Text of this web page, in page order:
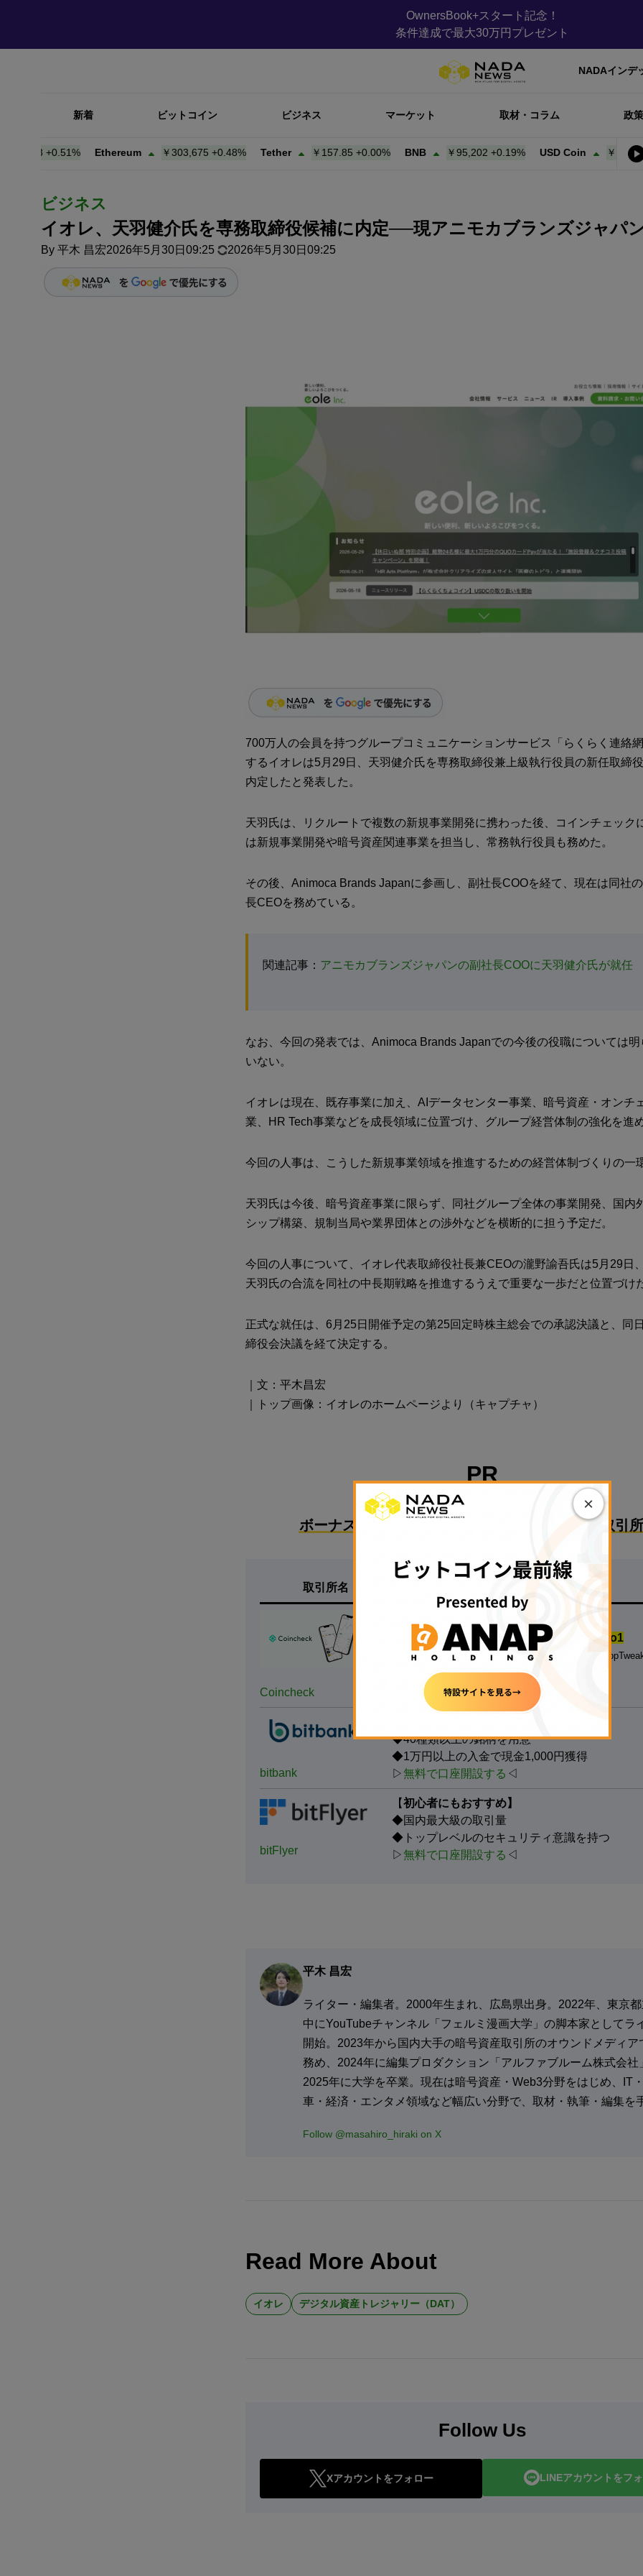
OwnersBook+スタート記念！
条件達成で最大30万円プレゼント
NADAインデ
新着 ビットコイン ビジネス マーケット 取材・コラム 政
0.51% Ethereum ￥303,675+ 0.48% Tether ￥157.85+0.00% BNB ￥95,202+ 0.19% USD Coin ￥157.95 +
ビジネス
イオレ、天羽健介氏を専務取締役候補に内定──現アニモカブランズジャパ
By 平木 昌宏2026年5月30日09:25 2026年5月30日09:25
700万人の会員を持つグループコミュニケーションサービス「らくらく連絡
するイオレは5月29日、天羽健介氏を専務取締役兼上級執行役員の新任取締
内定したと発表した。
天羽氏は、リクルートで複数の新規事業開発に携わった後、コインチェック
は新規事業開発や暗号資産関連事業を担当し、常務執行役員も務めた。
その後、Animoca Brands Japanに参画し、副社長COOを経て、現在は同社
長CEOを務めている。
関連記事： アニモカブランズジャパンの副社長COOに天羽健介氏が就任
なお、今回の発表では、Animoca Brands Japanでの今後の役職については
いない。
イオレは現在、既存事業に加え、AIデータセンター事業、暗号資産・オンチ
業、HR Tech事業などを成長領域に位置づけ、グループ経営体制の強化を進
今回の人事は、こうした新規事業領域を推進するための経営体制づくりの一
天羽氏は今後、暗号資産事業に限らず、同社グループ全体の事業開発、国内
シップ構築、規制当局や業界団体との渉外などを横断的に担う予定だ。
今回の人事について、イオレ代表取締役社長兼CEOの瀧野諭吾氏は5月29日
天羽氏の合流を同社の中長期戦略を推進するうえで重要な一歩だと位置づけ
正式な就任は、6月25日開催予定の第25回定時株主総会での承認決議と、同
締役会決議を経て決定する。
｜文：平木昌宏
｜トップ画像：イオレのホームページより（キャプチャ）
PR
ボーナスで始めるのにおすすめな国内暗号資産取引
取引所名 特徴
Coincheck
国内の暗号資産アプリダウンロード数.No1
※対象：国内の暗号資産取引アプリ、データ協力：
銘柄数も最大級、手数料も安い
無料で口座開設する◁
bitbank
◆40種類以上の銘柄を用意
◆1万円以上の入金で現金1,000円獲得
▷無料で口座開設する ◁
bitFlyer
【初心者にもおすすめ】
◆国内最大級の取引量
◆トップレベルのセキュリティ意識を持つ
▷無料で口座開設する ◁
平木 昌宏
ライター・編集者。2000年生まれ、広島県出身。2022年、東京
中にYouTubeチャンネル「フェルミ漫画大学」の脚本家としてラ
開始。2023年から国内大手の暗号資産取引所のオウンドメディア
務め、2024年に編集プロダクション「アルファブルーム株式会社
2025年に大学を卒業。現在は暗号資産・Web3分野をはじめ、IT
車・経済・エンタメ領域など幅広い分野で、取材・執筆・編集を
Follow @masahiro_hiraki on X
Read More About
イオレ デジタル資産トレジャリー（DAT）
Follow Us
Xアカウントをフォロー LINEアカウントをフ
×